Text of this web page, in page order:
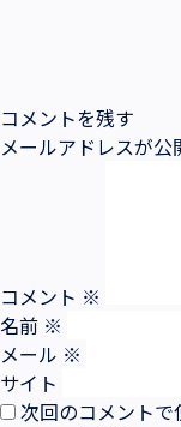
コメントを残す
メールアドレスが公
コメント ※
名前 ※
メール ※
サイト
次回のコメントで